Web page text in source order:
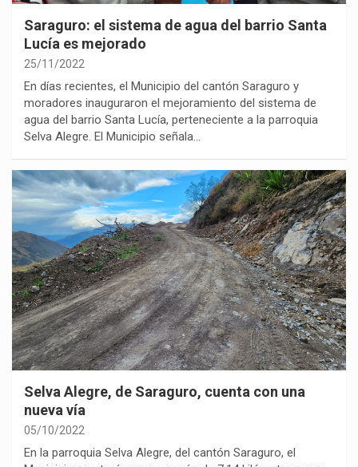
Saraguro: el sistema de agua del barrio Santa
Lucía es mejorado
25/11/2022
En días recientes, el Municipio del cantón Saraguro y
moradores inauguraron el mejoramiento del sistema de
agua del barrio Santa Lucía, perteneciente a la parroquia
Selva Alegre. El Municipio señala…
Selva Alegre, de Saraguro, cuenta con una
nueva vía
05/10/2022
En la parroquia Selva Alegre, del cantón Saraguro, el